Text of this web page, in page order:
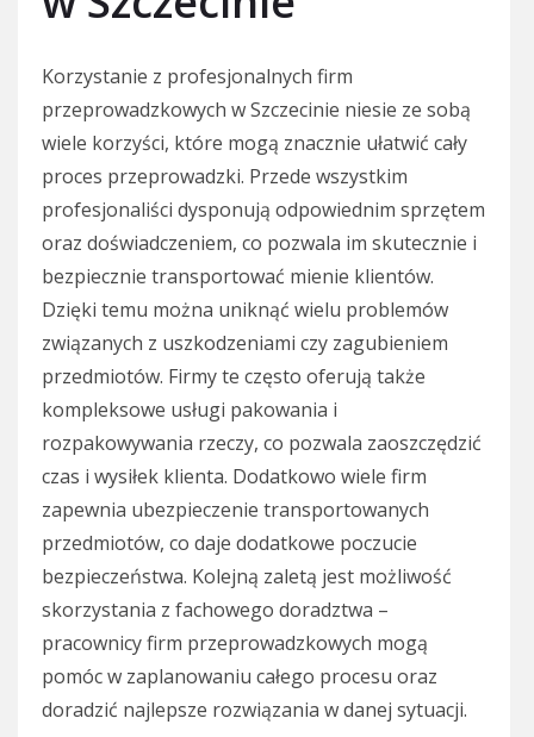
Korzystanie z profesjonalnych firm
przeprowadzkowych w Szczecinie niesie ze sobą
wiele korzyści, które mogą znacznie ułatwić cały
proces przeprowadzki. Przede wszystkim
profesjonaliści dysponują odpowiednim sprzętem
oraz doświadczeniem, co pozwala im skutecznie i
bezpiecznie transportować mienie klientów.
Dzięki temu można uniknąć wielu problemów
związanych z uszkodzeniami czy zagubieniem
przedmiotów. Firmy te często oferują także
kompleksowe usługi pakowania i
rozpakowywania rzeczy, co pozwala zaoszczędzić
czas i wysiłek klienta. Dodatkowo wiele firm
zapewnia ubezpieczenie transportowanych
przedmiotów, co daje dodatkowe poczucie
bezpieczeństwa. Kolejną zaletą jest możliwość
skorzystania z fachowego doradztwa –
pracownicy firm przeprowadzkowych mogą
pomóc w zaplanowaniu całego procesu oraz
doradzić najlepsze rozwiązania w danej sytuacji.